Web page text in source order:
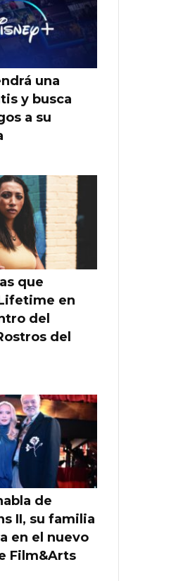
una
y busca
a su
que
en
del
del
de
II, su familia
en el nuevo
Film&Arts